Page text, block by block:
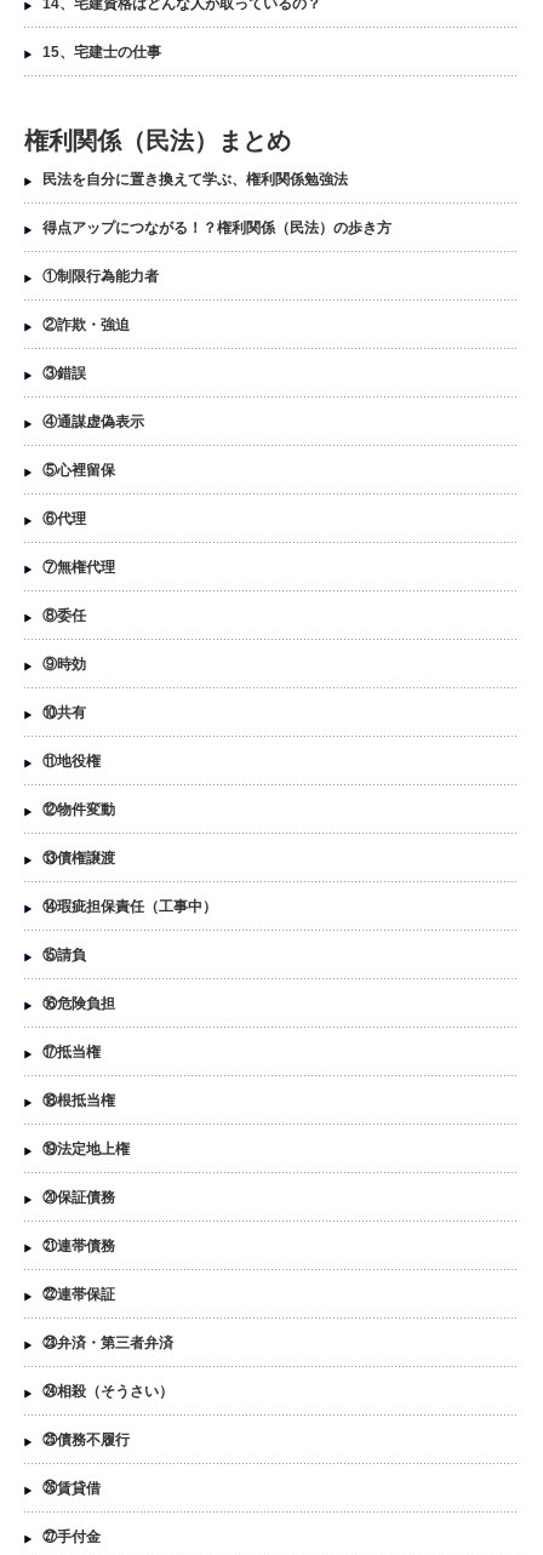
14、宅建資格はどんな人が取っているの？
15、宅建士の仕事
権利関係（民法）まとめ
民法を自分に置き換えて学ぶ、権利関係勉強法
得点アップにつながる！？権利関係（民法）の歩き方
①制限行為能力者
②詐欺・強迫
③錯誤
④通謀虚偽表示
⑤心裡留保
⑥代理
⑦無権代理
⑧委任
⑨時効
⑩共有
⑪地役権
⑫物件変動
⑬債権譲渡
⑭瑕疵担保責任（工事中）
⑮請負
⑯危険負担
⑰抵当権
⑱根抵当権
⑲法定地上権
⑳保証債務
㉑連帯債務
㉒連帯保証
㉓弁済・第三者弁済
㉔相殺（そうさい）
㉕債務不履行
㉖賃貸借
㉗手付金